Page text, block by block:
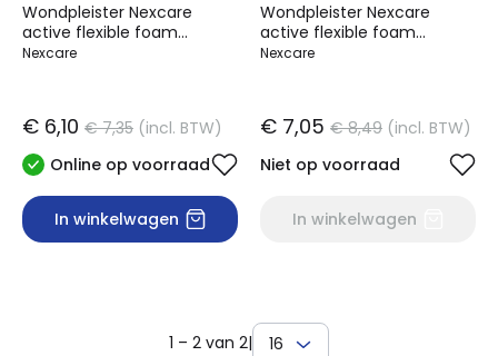
Wondpleister Nexcare
active flexible foam
waterbestendig 30 stuks
Nexcare
€ 6,10 € 7,35 (incl. BTW)
Online op voorraad
In winkelwagen
Wondpleister Nexcare
active flexible foam
waterbestendig 6x10cm 10
Nexcare
€ 7,05 € 8,49 (incl. BTW)
Niet op voorraad
In winkelwagen
1 – 2 van 2| 16